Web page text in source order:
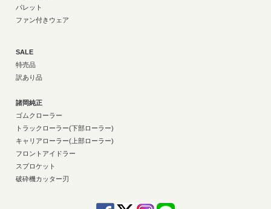
パレット
ファン付きウェア
SALE
特売品
訳あり品
諸岡純正
ゴムクローラー
トラックローラー(下部ローラー)
キャリアローラー(上部ローラー)
フロントアイドラー
スプロケット
破砕機カッター刃